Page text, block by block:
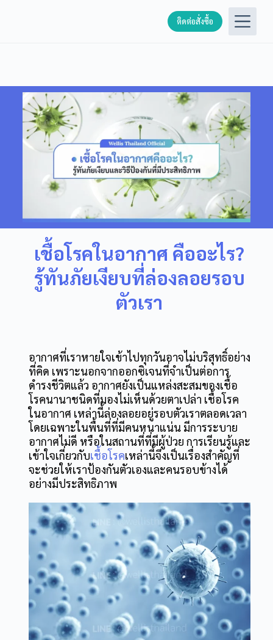
o
ติดต่อสั่งซื้อ
เชื้อโรคในอากาศ คืออะไร?
รู้ทันภัยเงียบที่ล่องลอยรอบ
ตัวเรา
อากาศที่เราหายใจเข้าไปทุกวันอาจไม่บริสุทธิ์อย่าง
ที่คิด เพราะนอกจากออกซิเจนที่จำเป็นต่อการ
ดำรงชีวิตแล้ว อากาศยังเป็นแหล่งสะสมของเชื้อ
โรคนานาชนิดที่มองไม่เห็นด้วยตาเปล่า เชื้อโรค
ในอากาศ เหล่านี้ล่องลอยอยู่รอบตัวเราตลอดเวลา
โดยเฉพาะในพื้นที่ที่มีคนหนาแน่น มีการระบาย
อากาศไม่ดี หรือในสถานที่ที่มีผู้ป่วย การเรียนรู้และ
เข้าใจเกี่ยวกับเชื้อโรคเหล่านี้จึงเป็นเรื่องสำคัญที่
จะช่วยให้เราป้องกันตัวเองและคนรอบข้างได้
อย่างมีประสิทธิภาพ